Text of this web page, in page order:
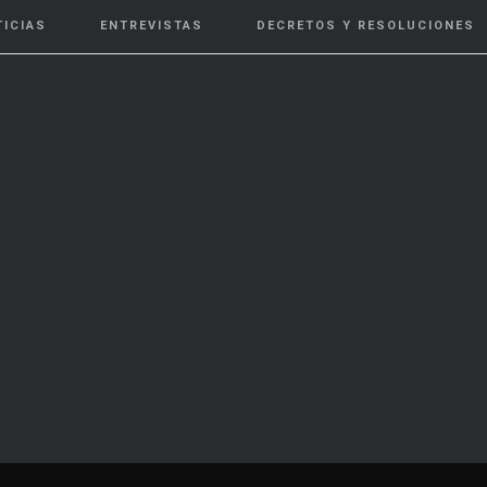
ENTREVISTAS DECRETOS Y RESOLUCIONES